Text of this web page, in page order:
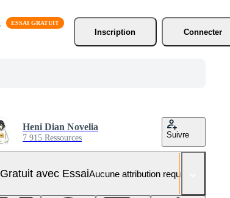
Inscription
Connecter
Heni Dian Novelia
7 915 Ressources Suivre
Gratuit avec EssaiAucune attribution requise